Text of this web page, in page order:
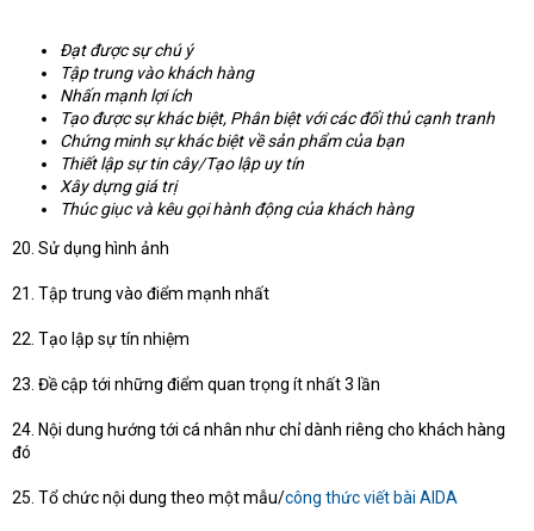
Đạt được sự chú ý
Tập trung vào khách hàng
Nhấn mạnh lợi ích
Tạo được sự khác biệt, Phân biệt với các đối thủ cạnh tranh
Chứng minh sự khác biệt về sản phẩm của bạn
Thiết lập sự tin cây/Tạo lập uy tín
Xây dựng giá trị
Thúc giục và kêu gọi hành động của khách hàng
20. Sử dụng hình ảnh
21. Tập trung vào điểm mạnh nhất
22. Tạo lập sự tín nhiệm
23. Đề cập tới những điểm quan trọng ít nhất 3 lần
24. Nội dung hướng tới cá nhân như chỉ dành riêng cho khách hàng
đó
25. Tổ chức nội dung theo một mẫu/công thức viết bài AIDA